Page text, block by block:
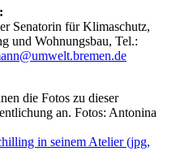
Senatorin für Klimaschutz,
und Wohnungsbau, Tel.:
die Fotos zu dieser
an. Fotos: Antonina
in seinem Atelier(jpg,